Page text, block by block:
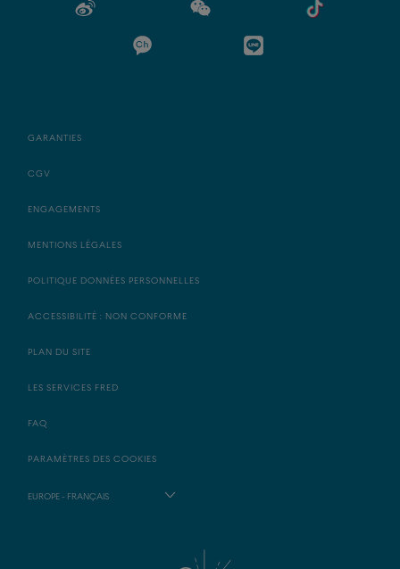
GARANTIES
CGV
ENGAGEMENTS
MENTIONS LÉGALES
POLITIQUE DONNÉES PERSONNELLES
ACCESSIBILITÉ : NON CONFORME
PLAN DU SITE
LES SERVICES FRED
FAQ
PARAMÈTRES DES COOKIES
EUROPE - FRANÇAIS